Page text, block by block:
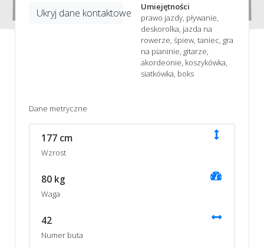
Ukryj dane kontaktowe
Umiejętności
prawo jazdy, pływanie,
deskorolka, jazda na
rowerze, śpiew, taniec, gra
na pianinie, gitarze,
akordeonie, koszykówka,
siatkówka, boks
Dane metryczne
177 cm
Wzrost
80 kg
Waga
42
Numer buta